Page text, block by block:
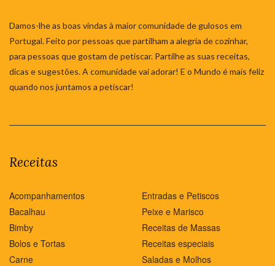
Damos-lhe as boas vindas à maior comunidade de gulosos em
Portugal. Feito por pessoas que partilham a alegria de cozinhar,
para pessoas que gostam de petiscar. Partilhe as suas receitas,
dicas e sugestões. A comunidade vai adorar! E o Mundo é mais feliz
quando nos juntamos a petiscar!
Receitas
Acompanhamentos
Bacalhau
Bimby
Bolos e Tortas
Carne
Entradas e Petiscos
Peixe e Marisco
Receitas de Massas
Receitas especiais
Saladas e Molhos